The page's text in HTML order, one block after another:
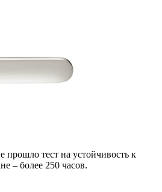
прошло тест на устойчивость к
– более 250 часов.